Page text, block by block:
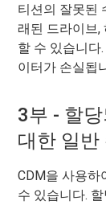
티션의 잘못된
래된 드라이브,
할 수 있습니다
이터가 손실됩
3부 - 할
대한 일반
CDM을 사용하
수 있습니다.